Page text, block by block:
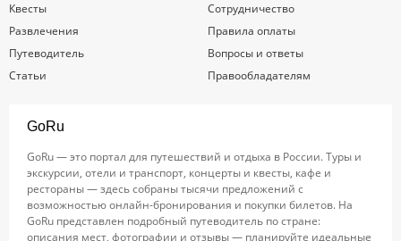
Квесты
Развлечения
Путеводитель
Статьи
Сотрудничество
Правила оплаты
Вопросы и ответы
Правообладателям
GoRu
GoRu — это портал для путешествий и отдыха в России. Туры и
экскурсии, отели и транспорт, концерты и квесты, кафе и
рестораны — здесь собраны тысячи предложений с
возможностью онлайн-бронирования и покупки билетов. На
GoRu представлен подробный путеводитель по стране:
описания мест, фотографии и отзывы — планируйте идеальные